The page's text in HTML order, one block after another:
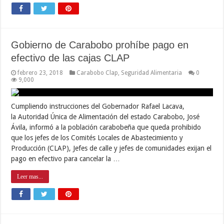
Gobierno de Carabobo prohíbe pago en
efectivo de las cajas CLAP
febrero 23, 2018 Carabobo Clap Seguridad Alimentaria
0
9,000
Cumpliendo instrucciones del Gobernador Rafael Lacava,
la Autoridad Única de Alimentación del estado Carabobo, José
Ávila, informó a la población carabobeña que queda prohibido
que los jefes de los Comités Locales de Abastecimiento y
Producción (CLAP), Jefes de calle y jefes de comunidades exijan el
pago en efectivo para cancelar la …
Leer mas...